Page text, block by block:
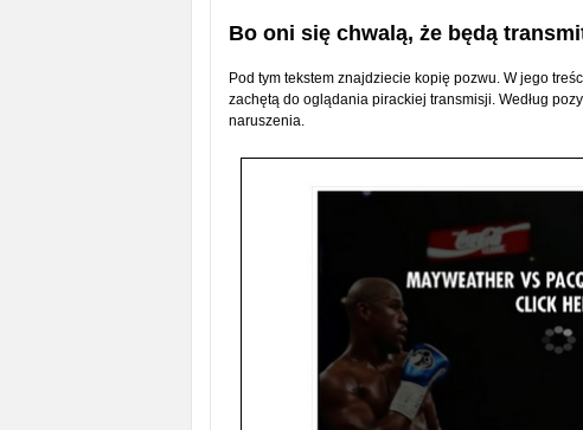
Bo oni się chwalą, że będą
Pod tym tekstem znajdziecie kopię pozwu. W jego
zachętą do oglądania pirackiej transmisji. Według
naruszenia.